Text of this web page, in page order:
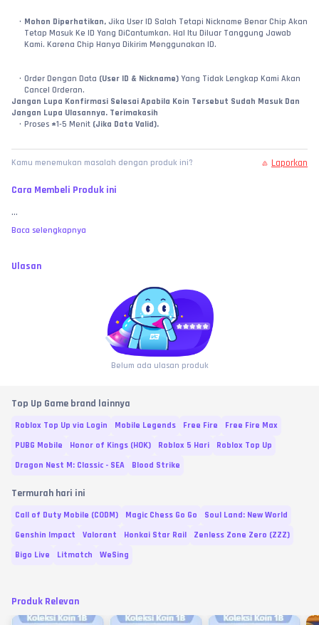
Mohon Diperhatikan, Jika User ID Salah Tetapi Nickname Benar Chip Akan
Tetap Masuk Ke ID Yang DiCantumkan. Hal Itu Diluar Tanggung Jawab
Kami. Karena Chip Hanya Dikirim Menggunakan ID.
Order Dengan Data (User ID & Nickname) Yang Tidak Lengkap Kami Akan
Cancel Orderan.
Proses ±1-5 Menit (Jika Data Valid).
1 Orderan Hanya Untuk 1 ID Dan Tidak Boleh Dibagi.
Jangan Lupa Konfirmasi Selesai Apabila Koin Tersebut Sudah Masuk Dan
Jangan Lupa Ulasannya. Terimakasih
Kamu menemukan masalah dengan produk ini? Laporkan
Cara Membeli Produk ini
...
Baca selengkapnya
Ulasan
Belum ada ulasan produk
Top Up Game brand lainnya
Roblox Top Up via Login Mobile Legends Free Fire
Free Fire Max
PUBG Mobile
Honor of Kings (HOK) Roblox 5 Hari
Roblox Top Up
Dragon Nest M: Classic - SEA
Blood Strike
Termurah hari ini
Call of Duty Mobile (CODM) Magic Chess Go Go
Soul Land: New World
Genshin Impact
Valorant Honkai Star Rail
Zenless Zone Zero (ZZZ)
Bigo Live
Litmatch WeSing
Produk Relevan